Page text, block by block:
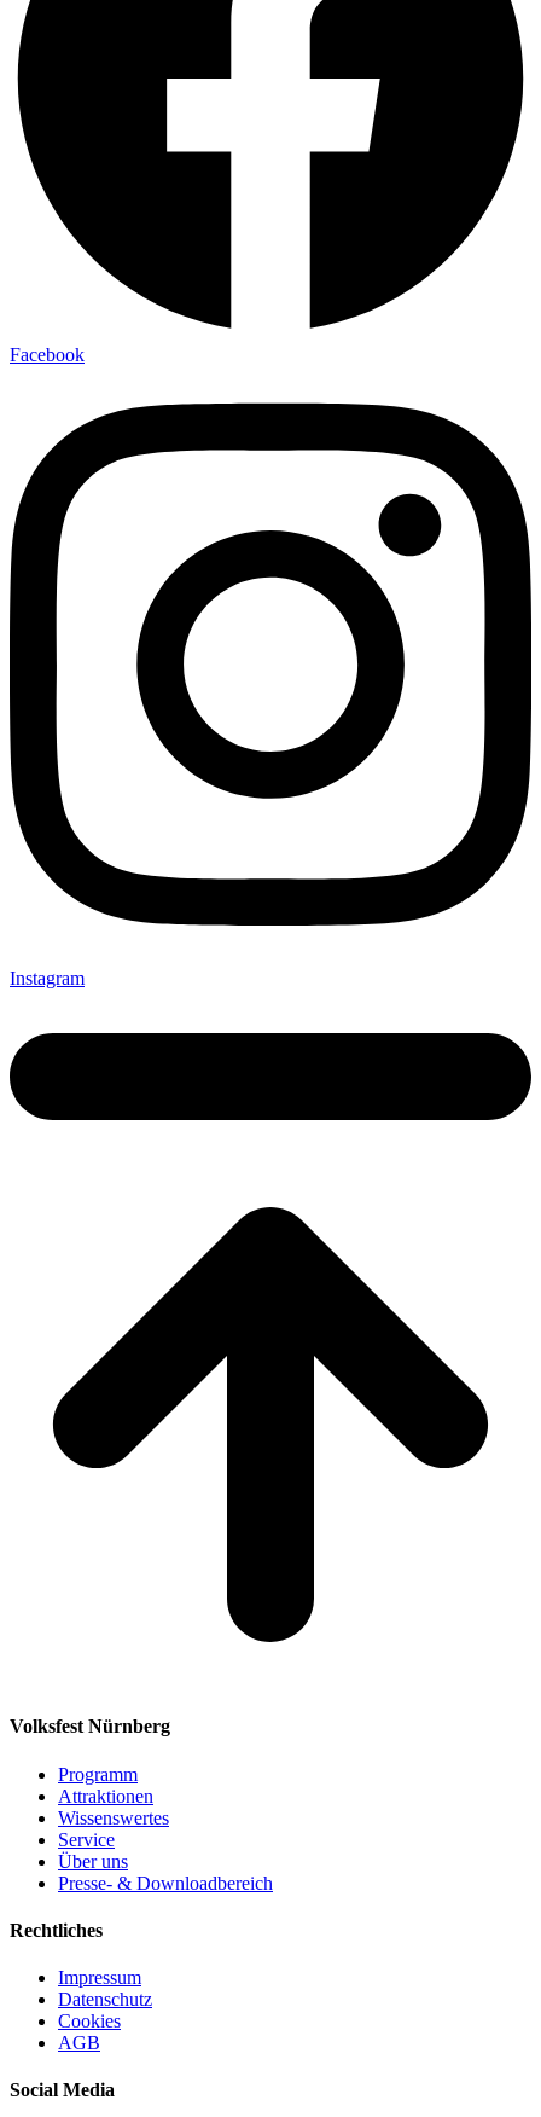
Facebook
Instagram
Volksfest Nürnberg
Programm
Attraktionen
Wissenswertes
Service
Über uns
Presse- & Downloadbereich
Rechtliches
Impressum
Datenschutz
Cookies
AGB
Social Media